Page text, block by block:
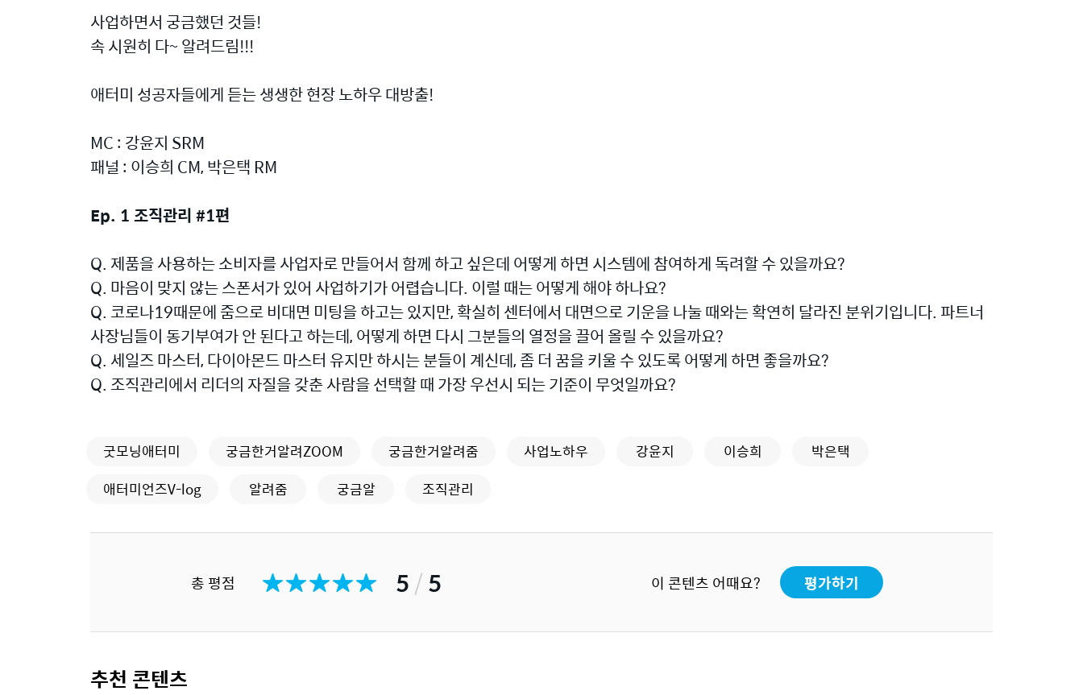
사업하면서 궁금했던 것들!
속 시원히 다~ 알려드림!!!
애터미 성공자들에게 듣는 생생한 현장 노하우 대방출!
MC : 강윤지 SRM
패널 : 이승희 CM, 박은택 RM
Ep. 1 조직관리 #1편
Q. 제품을 사용하는 소비자를 사업자로 만들어서 함께 하고 싶은데 어떻게 하면 시스템에 참여하게 독려할 수 있을까요?
Q. 마음이 맞지 않는 스폰서가 있어 사업하기가 어렵습니다. 이럴 때는 어떻게 해야 하나요?
Q. 코로나19때문에 줌으로 비대면 미팅을 하고는 있지만, 확실히 센터에서 대면으로 기운을 나눌 때와는 확연히 달라진 분위기입니다. 파트너
사장님들이 동기부여가 안 된다고 하는데, 어떻게 하면 다시 그분들의 열정을 끌어 올릴 수 있을까요?
Q. 세일즈 마스터, 다이아몬드 마스터 유지만 하시는 분들이 계신데, 좀 더 꿈을 키울 수 있도록 어떻게 하면 좋을까요?
Q. 조직관리에서 리더의 자질을 갖춘 사람을 선택할 때 가장 우선시 되는 기준이 무엇일까요?
굿모닝애터미 궁금한거알려ZOOM 궁금한거알려줌 사업노하우 강윤지 이승희
박은택
애터미언즈V-log
알려줌 궁금알 조직관리
총 평점 5/5 이 콘텐츠 어때요? 평가하기
추천 콘텐츠